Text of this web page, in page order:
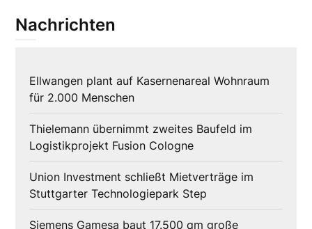
Nachrichten
Ellwangen plant auf Kasernenareal Wohnraum
für 2.000 Menschen
Thielemann übernimmt zweites Baufeld im
Logistikprojekt Fusion Cologne
Union Investment schließt Mietverträge im
Stuttgarter Technologiepark Step
Siemens Gamesa baut 17.500 qm große